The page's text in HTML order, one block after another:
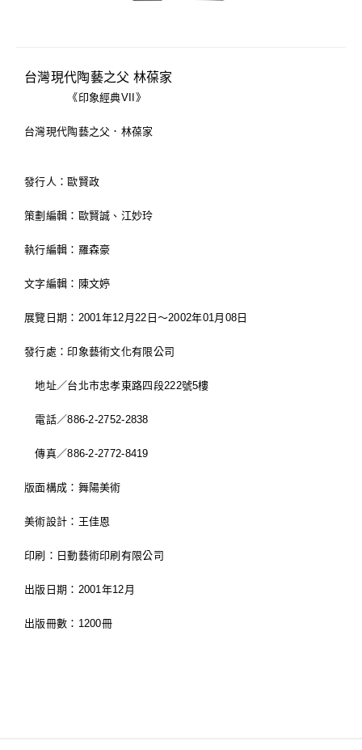
台灣現代陶藝之父 林葆家
《印象經典VII》
台灣現代陶藝之父．林葆家
發行人：歐賢政
策劃編輯：歐賢誠、江妙玲
執行編輯：羅森豪
文字編輯：陳文婷
展覽日期：2001年12月22日～2002年01月08日
發行處：印象藝術文化有限公司
地址／台北市忠孝東路四段222號5樓
電話／886-2-2752-2838
傳真／886-2-2772-8419
版面構成：舞陽美術
美術設計：王佳恩
印刷：日動藝術印刷有限公司
出版日期：2001年12月
出版冊數：1200冊